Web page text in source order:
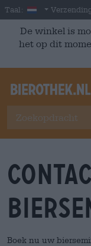
Skip to main content
Taal: Dutch
De winkel is
het op dit
Boek nu uw